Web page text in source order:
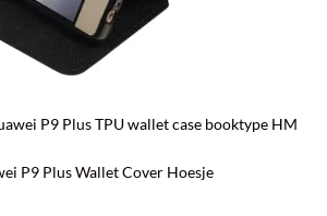
P9 Plus TPU wallet case booktype HM
P9 Plus Wallet Cover Hoesje